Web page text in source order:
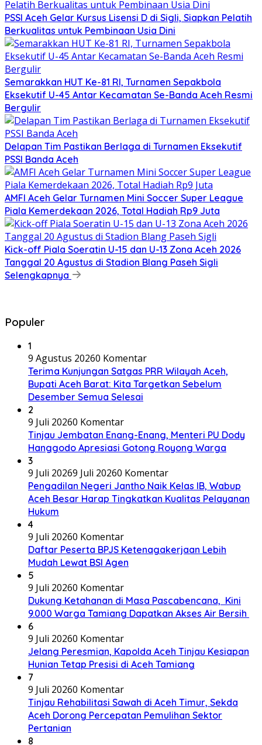
PSSI Aceh Gelar Kursus Lisensi D di Sigli, Siapkan Pelatih
Berkualitas untuk Pembinaan Usia Dini
Semarakkan HUT Ke-81 RI, Turnamen Sepakbola
Eksekutif U-45 Antar Kecamatan Se-Banda Aceh Resmi
Bergulir
Delapan Tim Pastikan Berlaga di Turnamen Eksekutif
PSSI Banda Aceh
AMFI Aceh Gelar Turnamen Mini Soccer Super League
Piala Kemerdekaan 2026, Total Hadiah Rp9 Juta
Kick-off Piala Soeratin U-15 dan U-13 Zona Aceh 2026
Tanggal 20 Agustus di Stadion Blang Paseh Sigli
Selengkapnya
Populer
1
9 Agustus 20260 Komentar
Terima Kunjungan Satgas PRR Wilayah Aceh,
Bupati Aceh Barat: Kita Targetkan Sebelum
Desember Semua Selesai
2
9 Juli 20260 Komentar
Tinjau Jembatan Enang-Enang, Menteri PU Dody
Hanggodo Apresiasi Gotong Royong Warga
3
9 Juli 20269 Juli 20260 Komentar
Pengadilan Negeri Jantho Naik Kelas IB, Wabup
Aceh Besar Harap Tingkatkan Kualitas Pelayanan
Hukum
4
9 Juli 20260 Komentar
Daftar Peserta BPJS Ketenagakerjaan Lebih
Mudah Lewat BSI Agen
5
9 Juli 20260 Komentar
Dukung Ketahanan di Masa Pascabencana, Kini
9.000 Warga Tamiang Dapatkan Akses Air Bersih
6
9 Juli 20260 Komentar
Jelang Peresmian, Kapolda Aceh Tinjau Kesiapan
Hunian Tetap Presisi di Aceh Tamiang
7
9 Juli 20260 Komentar
Tinjau Rehabilitasi Sawah di Aceh Timur, Sekda
Aceh Dorong Percepatan Pemulihan Sektor
Pertanian
8